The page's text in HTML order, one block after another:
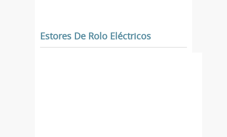
Estores De Rolo Eléctricos